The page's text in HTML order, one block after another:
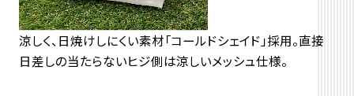
涼しく、日焼けしにくい素材「コールドシェイド」採用。直接
日差しの当たらないヒジ側は涼しいメッシュ仕様。